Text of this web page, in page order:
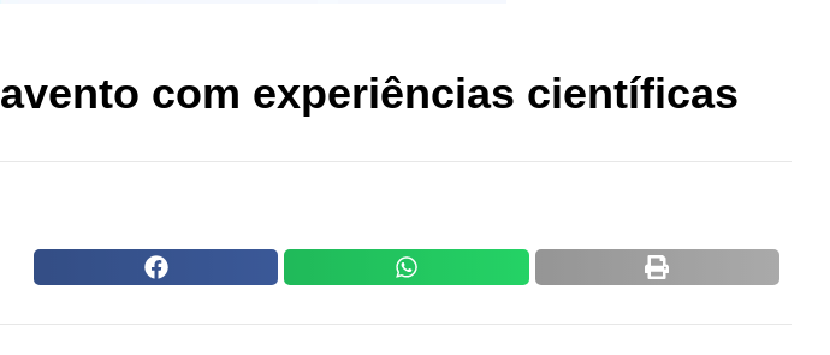
com experiências científicas